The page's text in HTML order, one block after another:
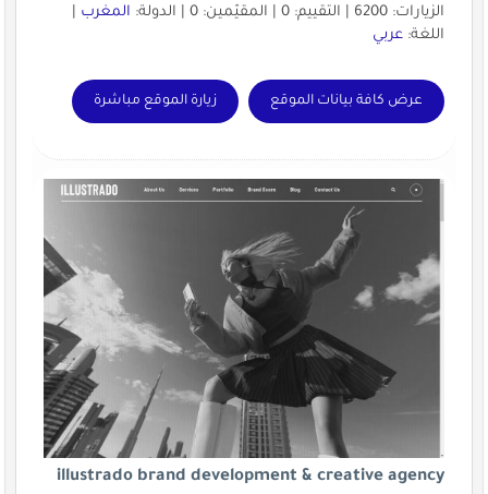
الزيارات: 6200 | التقييم: 0 | المقيّمين: 0 | الدولة:
المغرب|
اللغة: عربي
عرض كافة بيانات الموقع زيارة الموقع مباشرة
illustrado brand development & creative agency